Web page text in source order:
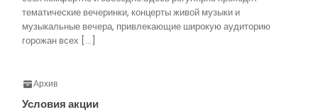
тематические вечеринки, концерты живой музыки и
музыкальные вечера, привлекающие широкую аудиторию
горожан всех […]
Архив
Условия акции